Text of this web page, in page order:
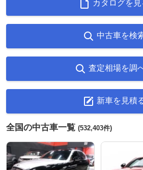
カタログを見
中古車を検
査定相場を調
新車を見積
全国の中古車一覧 (532,403件)